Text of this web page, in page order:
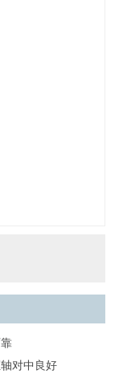
对中良好